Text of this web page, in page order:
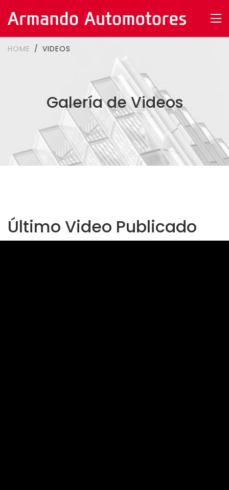
HOME VIDEOS
Galería de Videos
Último Video Publicado